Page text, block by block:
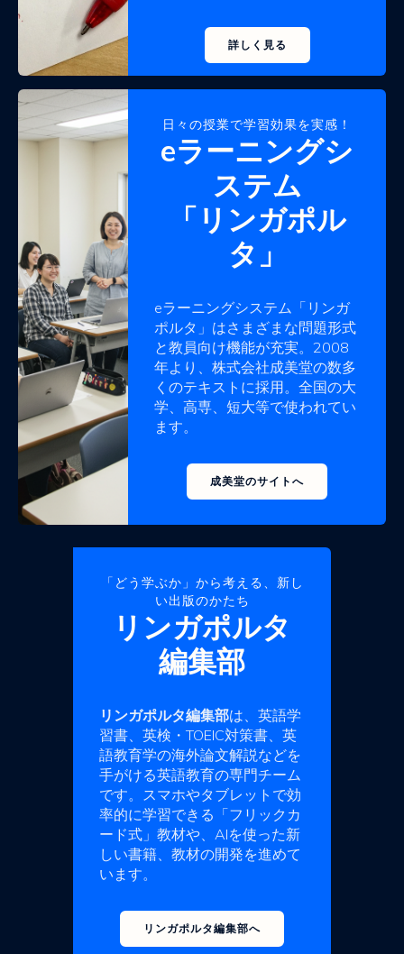
詳しく見る
日々の授業で学習効果を実感！
eラーニングシ
ステム
「リンガポル
タ」
eラーニングシステム「リンガ
ポルタ」はさまざまな問題形式
と教員向け機能が充実。2008
年より、株式会社成美堂の数多
くのテキストに採用。全国の大
学、高専、短大等で使われてい
ます。
成美堂のサイトへ
「どう学ぶか」から考える、新し
い出版のかたち
リンガポルタ
編集部
リンガポルタ編集部は、英語学
習書、英検・TOEIC対策書、英
語教育学の海外論文解説などを
手がける英語教育の専門チーム
です。スマホやタブレットで効
率的に学習できる「フリックカ
ード式」教材や、AIを使った新
しい書籍、教材の開発を進めて
います。
リンガポルタ編集部へ